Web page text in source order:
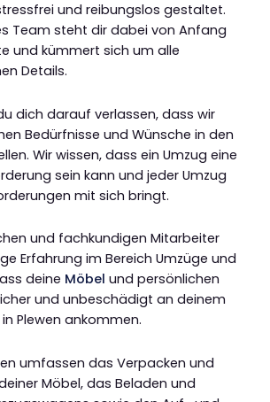
und reibungslos gestaltet.
Team steht dir dabei von Anfang
und kümmert sich um alle
Details.
dich darauf verlassen, dass wir
Bedürfnisse und Wünsche in den
Wir wissen, dass ein Umzug eine
sein kann und jeder Umzug
mit sich bringt.
und fachkundigen Mitarbeiter
Erfahrung im Bereich Umzüge und
deine Möbel und persönlichen
und unbeschädigt an deinem
Plewen ankommen.
umfassen das Verpacken und
Möbel, das Beladen und